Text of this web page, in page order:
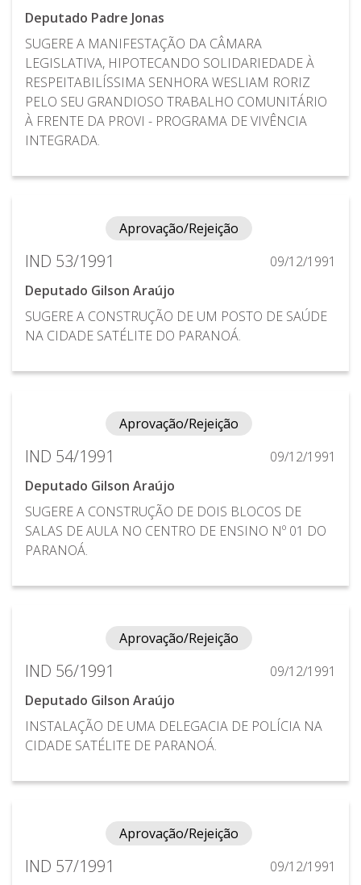
Deputado Padre Jonas
SUGERE A MANIFESTAÇÃO DA CÂMARA
LEGISLATIVA, HIPOTECANDO SOLIDARIEDADE À
RESPEITABILÍSSIMA SENHORA WESLIAM RORIZ
PELO SEU GRANDIOSO TRABALHO COMUNITÁRIO
À FRENTE DA PROVI - PROGRAMA DE VIVÊNCIA
INTEGRADA.
Aprovação/Rejeição
IND 53/1991
09/12/1991
Deputado Gilson Araújo
SUGERE A CONSTRUÇÃO DE UM POSTO DE SAÚDE
NA CIDADE SATÉLITE DO PARANOÁ.
Aprovação/Rejeição
IND 54/1991
09/12/1991
Deputado Gilson Araújo
SUGERE A CONSTRUÇÃO DE DOIS BLOCOS DE
SALAS DE AULA NO CENTRO DE ENSINO Nº 01 DO
PARANOÁ.
Aprovação/Rejeição
IND 56/1991
09/12/1991
Deputado Gilson Araújo
INSTALAÇÃO DE UMA DELEGACIA DE POLÍCIA NA
CIDADE SATÉLITE DE PARANOÁ.
Aprovação/Rejeição
IND 57/1991
09/12/1991